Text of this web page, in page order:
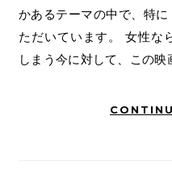
かあるテーマの中で、特
ただいています。 女性な
しまう今に対して、この